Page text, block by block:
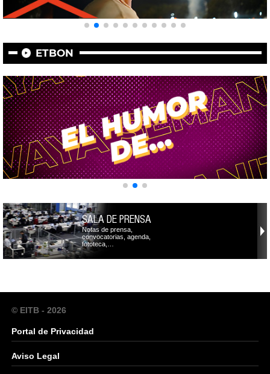
ETBON
SALA DE PRENSA
Notas de prensa,
convocatorias, agenda,
fototeca,…
© EITB - 2026
Portal de Privacidad
Aviso Legal